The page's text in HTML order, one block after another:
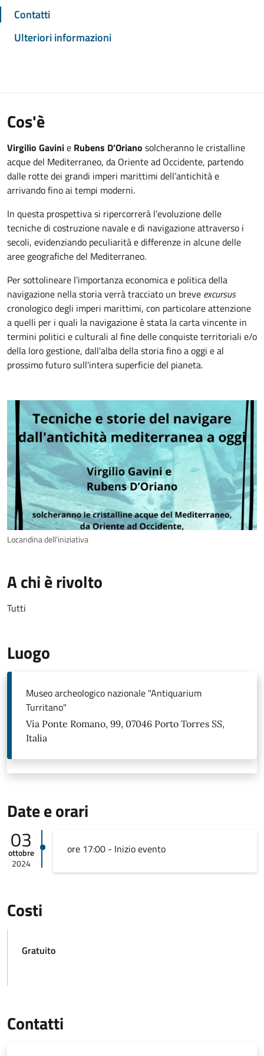
Contatti
Ulteriori informazioni
Cos'è
Virgilio Gavinie Rubens D’Oriano solcheranno le cristalline
acque del Mediterraneo, da Oriente ad Occidente, partendo
dalle rotte dei grandi imperi marittimi dell’antichità e
arrivando fino ai tempi moderni.
In questa prospettiva si ripercorrerà l’evoluzione delle
tecniche di costruzione navale e di navigazione attraverso i
secoli, evidenziando peculiarità e differenze in alcune delle
aree geografiche del Mediterraneo.
Per sottolineare l'importanza economica e politica della
navigazione nella storia verrà tracciato un breve excursus
cronologico degli imperi marittimi, con particolare attenzione
a quelli per i quali la navigazione è stata la carta vincente in
termini politici e culturali al fine delle conquiste territoriali e/o
della loro gestione, dall'alba della storia fino a oggi e al
prossimo futuro sull'intera superficie del pianeta.
Locandina dell'iniziativa
A chi è rivolto
Tutti
Luogo
Museo archeologico nazionale "Antiquarium
Turritano"
Via Ponte Romano, 99, 07046 Porto Torres SS,
Italia
Date e orari
03
ottobre
2024
ore 17:00 - Inizio evento
Costi
Gratuito
Contatti